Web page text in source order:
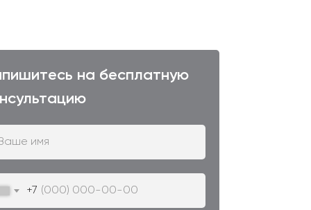
+7
на бесплатную